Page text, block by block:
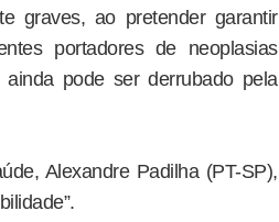
graves, ao pretender garantir
portadores de neoplasias
pode ser derrubado pela
Alexandre Padilha (PT-SP),